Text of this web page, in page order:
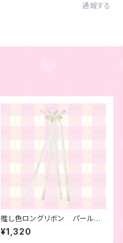
通報する
推し色ロングリボン パールホ
ワイト 2本セット
¥1,320